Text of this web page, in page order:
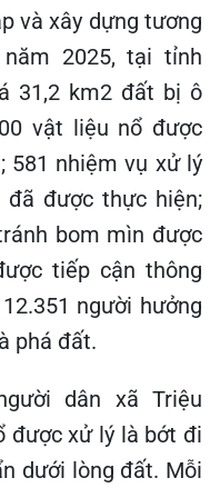
và xây dựng tương
2025, tại tỉnh
31,2 km2 đất bị ô
vật liệu nổ được
581 nhiệm vụ xử lý
đã được thực hiện;
bom mìn được
tiếp cận thông
người hưởng
phá đất.
dân xã Triệu
được xử lý là bớt đi
dưới lòng đất. Mỗi